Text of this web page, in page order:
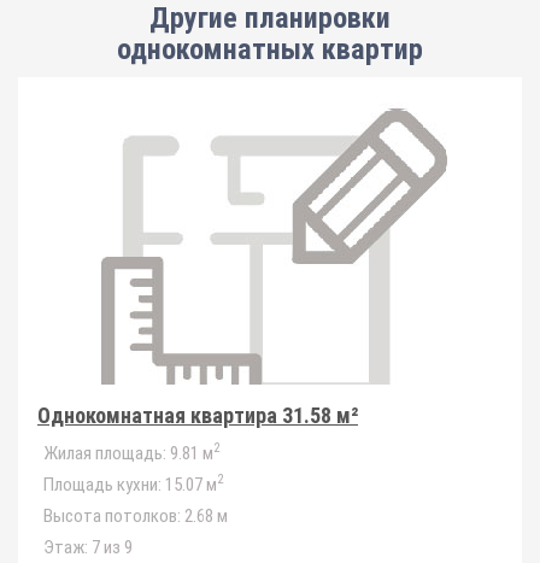
Другие планировки
однокомнатных квартир
Однокомнатная квартира 31.58 м²
Жилая площадь: 9.81 м2
Площадь кухни: 15.07 м2
Высота потолков: 2.68 м
Этаж: 7 из 9